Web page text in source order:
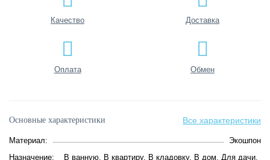
Качество Доставка
Оплата Обмен
Основные характеристики Все характеристики
Материал:
Экошпон
Назначение:
В ванную, В квартиру, В кладовку, В дом, Для дачи,